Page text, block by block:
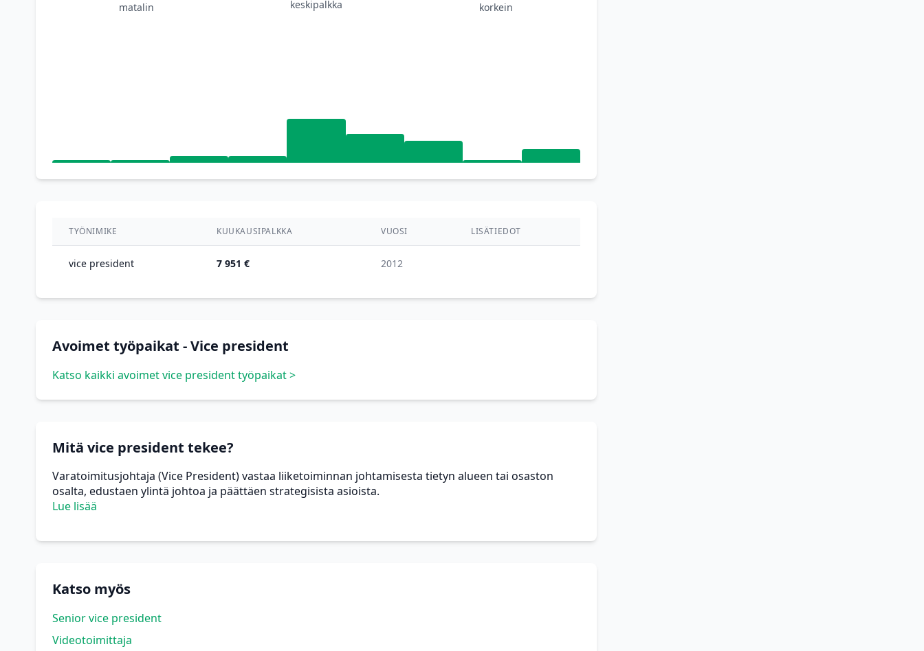
matalin keskipalkka korkein
TYÖNIMIKE KUUKAUSIPALKKA VUOSI LISÄTIEDOT
vice president 7 951 € 2012
Avoimet työpaikat - Vice president
Katso kaikki avoimet vice president työpaikat >
Mitä vice president tekee?
Varatoimitusjohtaja (Vice President) vastaa liiketoiminnan johtamisesta tietyn alueen tai osaston
osalta, edustaen ylintä johtoa ja päättäen strategisista asioista.
Lue lisää
Katso myös
Senior vice president
Videotoimittaja